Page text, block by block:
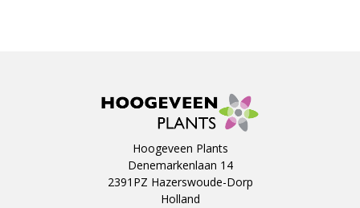
Hoogeveen Plants
Denemarkenlaan 14
2391PZ Hazerswoude-Dorp
Holland